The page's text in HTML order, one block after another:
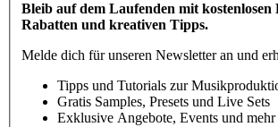
Bleib auf dem Laufenden mit kostenlosen
Rabatten und kreativen Tipps.
Melde dich für unseren Newsletter an und
Tipps und Tutorials zur
Gratis Samples, Presets und Live Sets
Exklusive Angebote, Events und mehr